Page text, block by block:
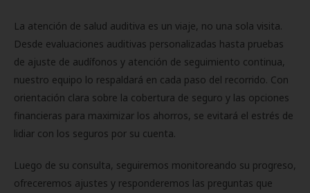
La atención de salud auditiva es un viaje, no una sola visita.
Desde evaluaciones auditivas personalizadas hasta pruebas
de ajuste de audífonos y atención de seguimiento continua,
nuestro equipo lo respaldará en cada paso del recorrido. Con
orientación clara sobre la cobertura de seguro y las opciones
financieras para maximizar los ahorros, se evitará el estrés de
lidiar con los seguros por su cuenta.
Luego de su consulta, seguiremos monitoreando su progreso,
ofreceremos ajustes y responderemos las preguntas que